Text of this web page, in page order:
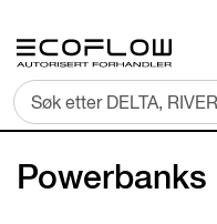
Powerbanks